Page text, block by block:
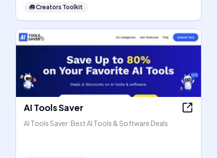
🧰Creators Toolkit
AI Tools Saver
AI Tools Saver: Best AI Tools & Software Deals